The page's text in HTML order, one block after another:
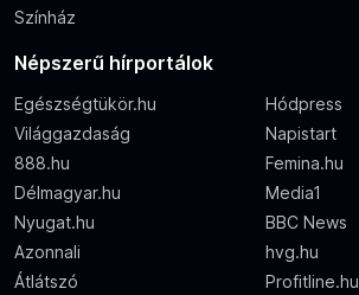
Színház
Népszerű hírportálok
Egészségtükör.hu
Hódpress
Világgazdaság
Napistart
888.hu
Femina.hu
Délmagyar.hu
Media1
Nyugat.hu
BBC News
Azonnali
hvg.hu
Átlátszó
Profitline.hu